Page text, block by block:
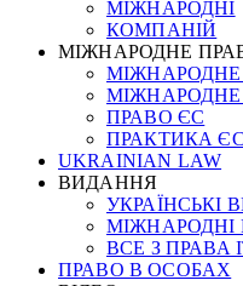
МІЖНАРОДНІ
КОМПАНІЙ
МІЖНАРОДНЕ
МІЖНАРОДНЕ
ПРАВО ЄС
ПРАКТИКА
UKRAINIAN LAW
ВИДАННЯ
УКРАЇНСЬКІ
ВСЕ З ПРАВА
ПРАВО В ОСОБАХ